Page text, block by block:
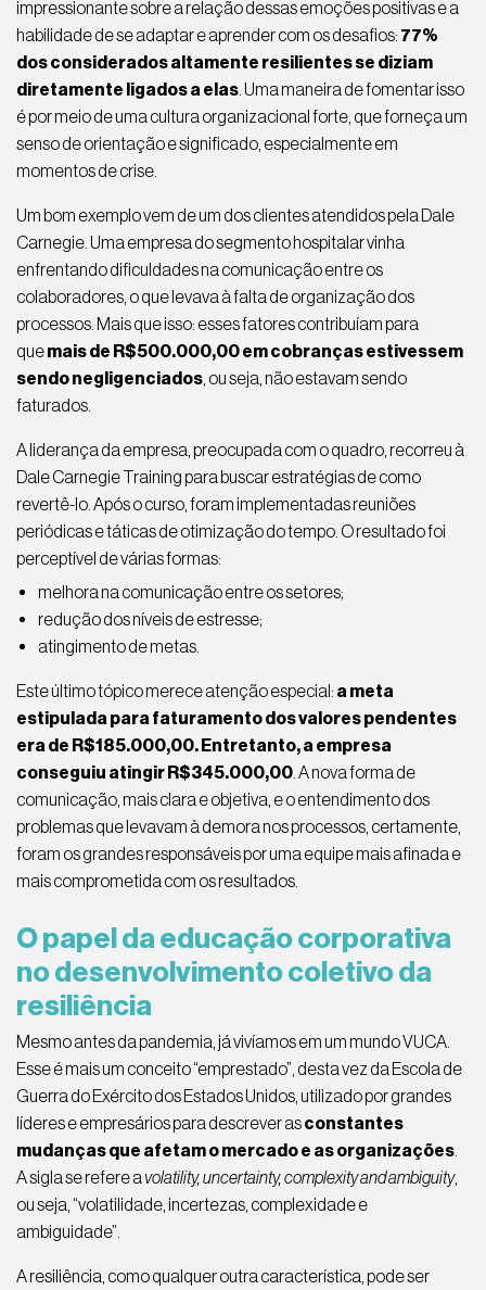
impressionante sobre a relação dessas emoções positivas e a
habilidade de se adaptar e aprender com os desafios: 77%
dos considerados altamente resilientes se diziam
diretamente ligados a elas . Uma maneira de fomentar isso
é por meio de uma cultura organizacionalforte, que forneça um
senso de orientação e significado, especialmente em
momentos de crise.
Um bom exemplo vem de um dos clientes atendidos pela Dale
Carnegie. Uma empresa do segmento hospitalar vinha
enfrentando dificuldades na comunicação entre os
colaboradores, o que levava à falta de organização dos
processos. Mais que isso: esses fatores contribuíam para
quemais de R$500.000,00 em cobranças estivessem
sendo negligenciados , ou seja, não estavam sendo
faturados.
A liderança da empresa, preocupada com o quadro, recorreu à
Dale Carnegie Training para buscar estratégias de como
revertê-lo. Após o curso, foram implementadas reuniões
periódicas e táticas de otimização do tempo. O resultado foi
perceptível de várias formas:
melhora na comunicação entre os setores;
redução dos níveis de estresse;
atingimento de metas.
Este último tópico merece atenção especial: a meta
estipulada para faturamento dos valores pendentes
era de R$185.000,00. Entretanto, a empresa
conseguiu atingir R$345.000,00 . A nova forma de
comunicação, mais clara e objetiva, e o entendimento dos
problemas que levavam à demora nos processos, certamente,
foram os grandes responsáveis por uma equipe mais afinada e
mais comprometida com os resultados.
O papel da educação corporativa
no desenvolvimento coletivo da
resiliência
Mesmo antes da pandemia, já vivíamos em um mundo VUCA.
Esse é mais um conceito “emprestado”, desta vez da Escola de
Guerra do Exército dos Estados Unidos, utilizado por grandes
líderes e empresários para descrever asconstantes
mudanças que afetam o mercado e asorganizações
A sigla se refere a volatility, uncertainty, complexity and ambiguity,
ou seja, “volatilidade, incertezas, complexidade e
ambiguidade”.
Aresiliência , como qualquer outra característica, pode ser